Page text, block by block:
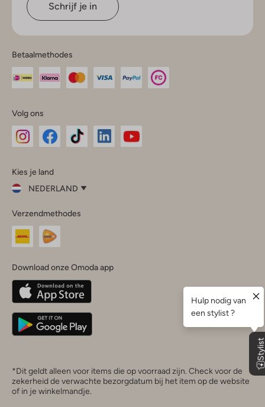
Schrijf je in
Betaalmethodes
Volg ons
InstagramFacebook
Kies je land
NEDERLAND
je
land
Nederland
Belgique(Français)
Deutschland
Verzendmethodes
Download onze Omoda app
*Dit geldt alleen voor items die op voorraad zijn. Check voor de
zekerheid de verwachte bezorgdatum bij het item op de website
of in je winkelmandje.